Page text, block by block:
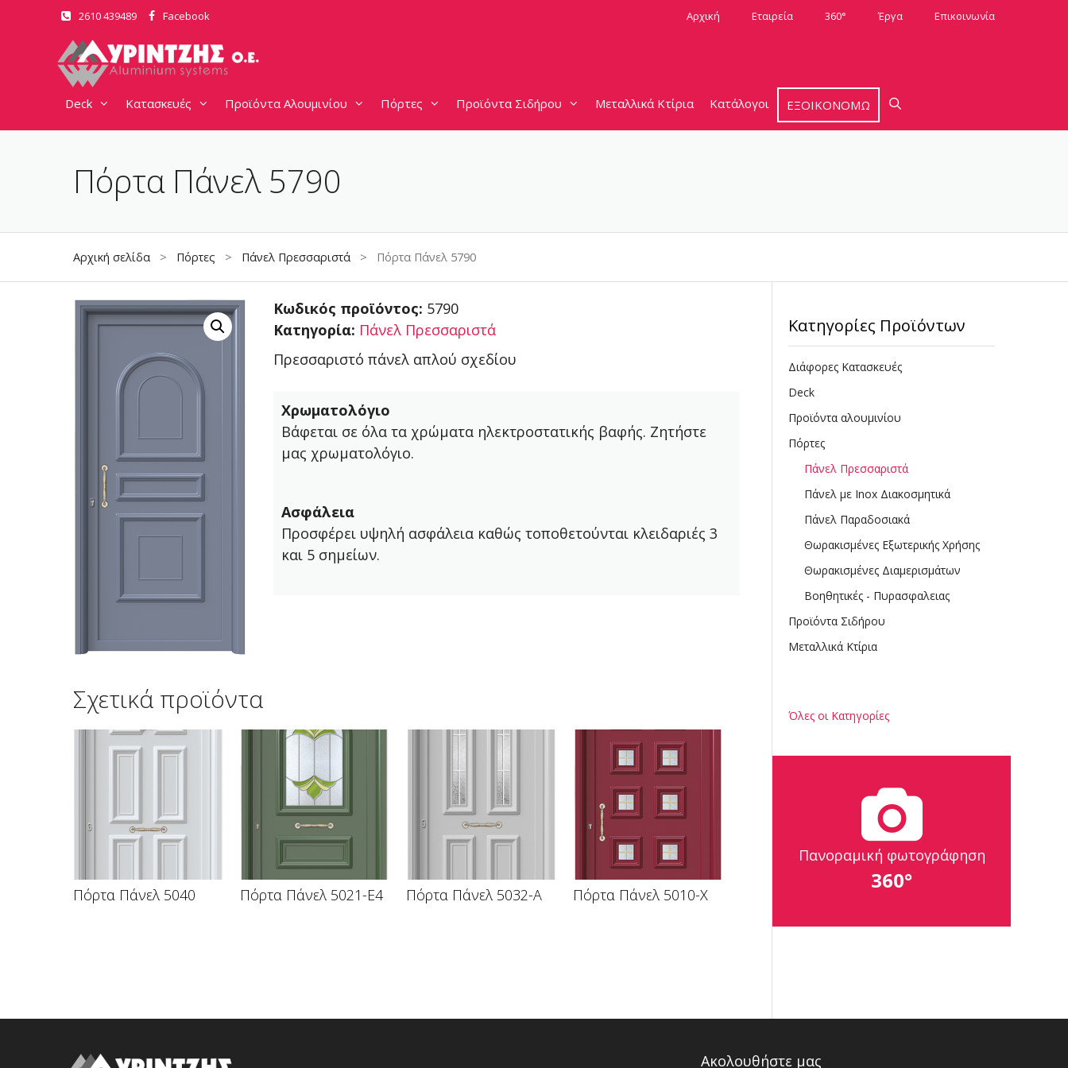
Μετάβαση
περιεχόμενο
2610 439489 Facebook Αρχική Εταιρεία 360° Έργα Επικοινωνία
Deck Κατασκευές Προϊόντα Αλουμινίου Πόρτες Προϊόντα Σιδήρου Μεταλλικά Κτίρια Κατάλογοι ΕΞΟΙΚΟΝΟΜΩ
Πόρτα Πάνελ 5790
Αρχική σελίδα > Πόρτες > Πάνελ Πρεσσαριστά > Πόρτα Πάνελ 5790
Κωδικός προϊόντος: 5790
Κατηγορία: Πάνελ Πρεσσαριστά
Πρεσσαριστό πάνελ απλού σχεδίου
Χρωματολόγιο
Βάφεται σε όλα τα χρώματα ηλεκτροστατικής βαφής. Ζητήστε
μας χρωματολόγιο.
Ασφάλεια
Προσφέρει υψηλή ασφάλεια καθώς τοποθετούνται κλειδαριές 3
και 5 σημείων.
Σχετικά προϊόντα
Πόρτα Πάνελ 5040 Πόρτα Πάνελ 5021-E4 Πόρτα Πάνελ 5032-A Πόρτα Πάνελ 5010-X
Κατηγορίες Προϊόντων
Διάφορες Κατασκευές
Deck
Προϊόντα αλουμινίου
Πόρτες
Πάνελ Πρεσσαριστά
Πάνελ με Inox Διακοσμητικά
Πάνελ Παραδοσιακά
Θωρακισμένες Εξωτερικής Χρήσης
Θωρακισμένες Διαμερισμάτων
Βοηθητικές - Πυρασφαλειας
Προϊόντα Σιδήρου
Μεταλλικά Κτίρια
Όλες οι Κατηγορίες
Πανοραμική φωτογράφηση
360°
Ακολουθήστε μας